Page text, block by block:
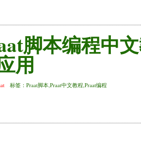
脚本编程中
用
标签：Praat脚本,Praat中文教程,Praat编程